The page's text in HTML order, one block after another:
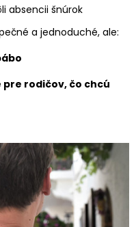
absencii šnúrok
a jednoduché, ale:
rodičov, čo chcú